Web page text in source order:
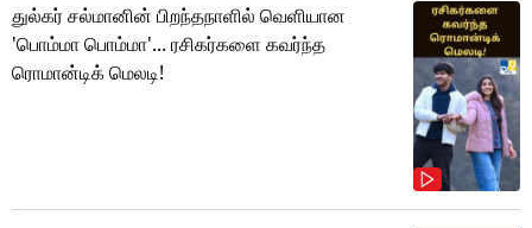
துல்கர் சல்மானின் பிறந்தநாளில் வெளியான
'பொம்மா பொம்மா'... ரசிகர்களை கவர்ந்த
ரொமான்டிக் மெலடி!